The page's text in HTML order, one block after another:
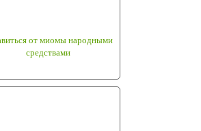
от миомы народными
средствами